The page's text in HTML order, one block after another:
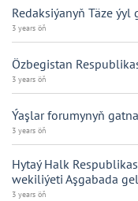
Redaksiýanyň Täze ýyl
3 years öň
Özbegistan
3 years öň
Ýaşlar forumynyň
3 years öň
Hytaý Halk
wekiliýeti Aşgabada
3 years öň